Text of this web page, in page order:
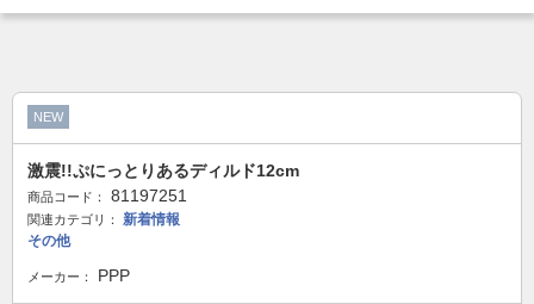
NEW
激震!!ぷにっとりあるディルド12cm
商品コード： 81197251
関連カテゴリ：
新着情報
その他
メーカー： PPP